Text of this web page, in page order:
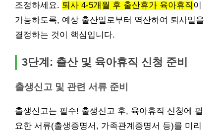
조정하세요. 퇴사 4-5개월 후 출산휴가 육아휴직이
가능하도록, 예상 출산일로부터 역산하여 퇴사일을
결정하는 것이 핵심입니다.
3단계: 출산 및 육아휴직 신청 준비
출생신고 및 관련 서류 준비
출생신고는 필수! 출생신고 후, 육아휴직 신청에 필
요한 서류(출생증명서, 가족관계증명서 등)를 미리